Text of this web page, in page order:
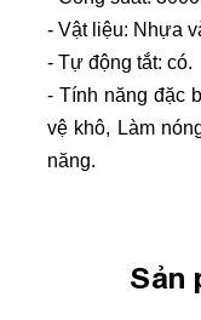
- Vật liệu: Nhựa
- Tự động tắt: có.
- Tính năng đặc
vệ khô, Làm
năng.
Sản